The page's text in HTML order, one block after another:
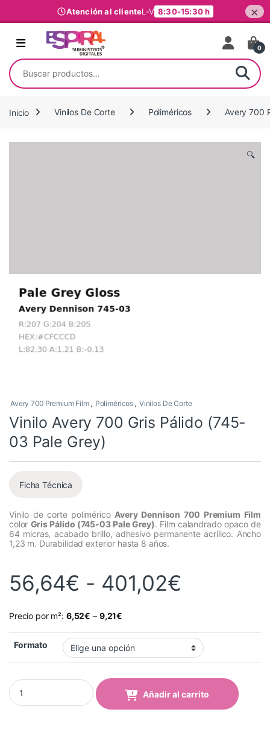
Atención al clienteL-V 8:30-15:30 h ×
Ir al contenido
0
Buscar por:
Inicio Vinilos De Corte Poliméricos Avery 700
🔍
Avery 700 Premium Film , Poliméricos , Vinilos De Corte
Vinilo Avery 700 Gris Pálido (745-
03 Pale Grey)
Ficha Técnica
Vinilo de corte polimérico Avery Dennison 700 Premium Film
color Gris Pálido (745-03 Pale Grey). Film calandrado opaco de
64 micras, acabado brillo, adhesivo permanente acrílico. Ancho
1,23 m. Durabilidad exterior hasta 8 años.
56,64€ - 401,02€
Precio por m²: 6,52€ – 9,21€
Formato
Vinilo Avery 700 Gris Pálido (745-03 Pale Grey) quantity
Añadir al carrito